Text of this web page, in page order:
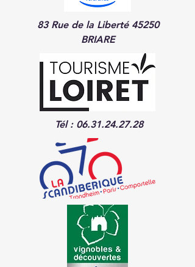
83 Rue de la Liberté 45250
BRIARE
Tél : 06.31.24.27.28